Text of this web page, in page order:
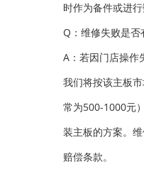
时作为备件或进行
Q：维修失败是否
A：若因门店操作
我们将按该主板
常为500-1000元
装主板的方案。
赔偿条款。